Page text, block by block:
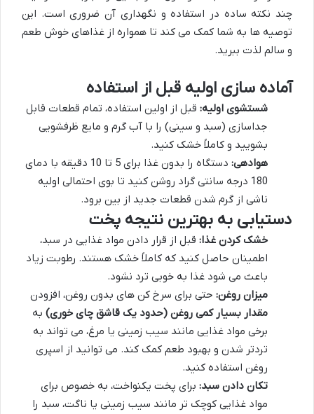
چند نکته ساده در استفاده و نگهداری آن ضروری است. این
توصیه ها به شما کمک می کند تا همواره از غذاهای خوش طعم
و سالم لذت ببرید.
آماده سازی اولیه قبل از استفاده
شستشوی اولیه: قبل از اولین استفاده، تمام قطعات قابل
جداسازی (سبد و سینی) را با آب گرم و مایع ظرفشویی
بشویید و کاملاً خشک کنید.
هوادهی:
دستگاه را بدون غذا برای 5 تا 10 دقیقه با دمای
180 درجه سانتی گراد روشن کنید تا بوی احتمالی اولیه
ناشی از گرم شدن قطعات جدید از بین برود.
دستیابی به بهترین نتیجه پخت
خشک کردن غذا: قبل از قرار دادن مواد غذایی در سبد،
اطمینان حاصل کنید که کاملاً خشک هستند. رطوبت زیاد
باعث می شود غذا به خوبی ترد نشود.
میزان روغن: حتی برای سرخ کن های بدون روغن، افزودن
مقدار بسیار کمی روغن (حدود یک قاشق چای خوری) به
برخی مواد غذایی مانند سیب زمینی یا مرغ، می تواند به
تردتر شدن و بهبود طعم کمک کند. می توانید از اسپری
روغن استفاده کنید.
تکان دادن سبد: برای پخت یکنواخت، به خصوص برای
مواد غذایی کوچک تر مانند سیب زمینی یا ناگت، سبد را